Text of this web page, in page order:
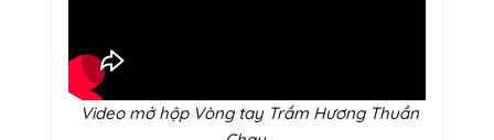
Video mở hộp Vòng tay Trầm Hương Thuần